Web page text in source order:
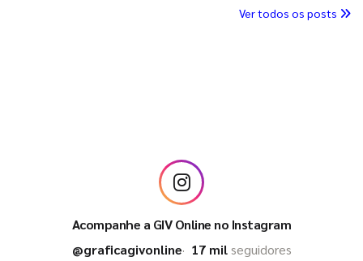
Ver todos os posts
Acompanhe a GIV Online no Instagram
@graficagivonline
17 milseguidores